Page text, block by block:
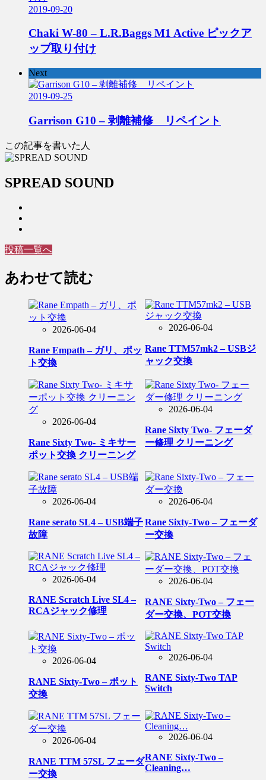
2019-09-20
Chaki W-80 – L.R.Baggs M1 Active ピックア
ップ取り付け
Next
2019-09-25
Garrison G10 – 剥離補修 リペイント
この記事を書いた人
SPREAD SOUND
投稿一覧へ
あわせて読む
2026-06-04
Rane Empath – ガリ、ポッ
ト交換
2026-06-04
Rane TTM57mk2 – USBジ
ャック交換
2026-06-04
Rane Sixty Two- ミキサー
ポット交換 クリーニング
2026-06-04
Rane Sixty Two- フェーダ
ー修理 クリーニング
2026-06-04
Rane serato SL4 – USB端子
故障
2026-06-04
Rane Sixty-Two – フェーダ
ー交換
2026-06-04
RANE Scratch Live SL4 –
RCAジャック修理
2026-06-04
RANE Sixty-Two – フェー
ダー交換、POT交換
2026-06-04
RANE Sixty-Two – ポット
交換
2026-06-04
RANE Sixty-Two TAP
Switch
2026-06-04
RANE TTM 57SL フェーダ
ー交換
2026-06-04
RANE Sixty-Two –
Cleaning…